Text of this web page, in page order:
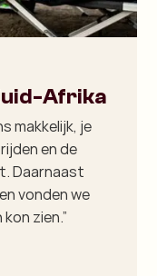
Afrika
makkelijk, je
en de
Daarnaast
vonden we
zien.”